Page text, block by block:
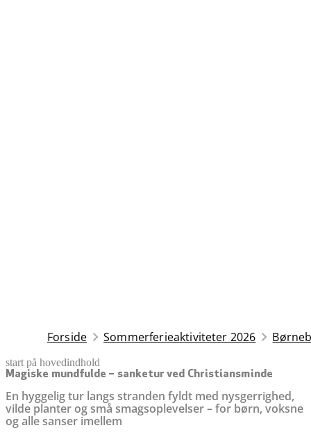
Forside Sommerferieaktiviteter 2026
start på hovedindhold
Magiske mundfulde – sanketur ved Christiansminde
En hyggelig tur langs stranden fyldt med nysgerrighed,
vilde planter og små smagsoplevelser – for børn, voksne
og alle sanser imellem
senest opdateret 11. maj 2026